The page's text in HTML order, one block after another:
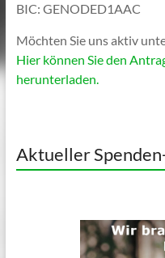
BIC: GENODED1AAC
Möchten Sie uns aktiv
Hier können Sie den
herunterladen.
Aktueller